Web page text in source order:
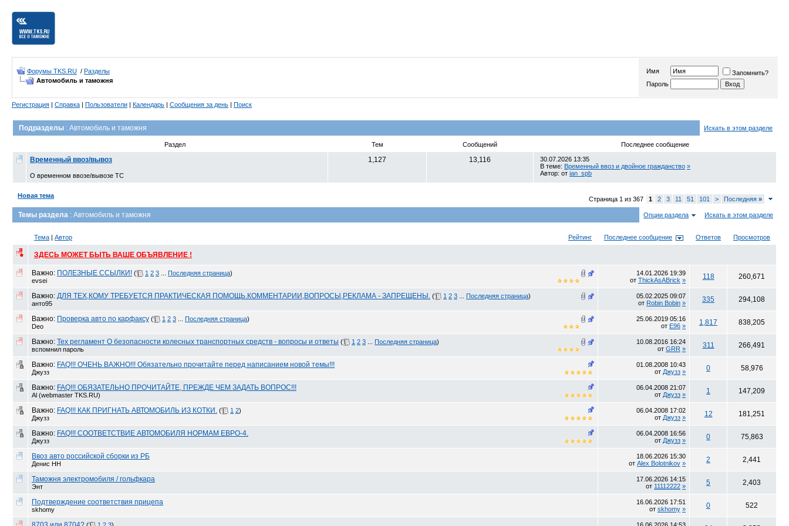
Форумы TKS.RU / Разделы
Автомобиль и таможня
Имя
Запомнить?
Пароль
Регистрация | Справка | Пользователи | Календарь | Сообщения за день | Поиск
Подразделы : Автомобиль и таможня Искать в этом разделе
Раздел Тем Сообщений Последнее сообщение
Временный ввоз/вывоз
О временном ввозе/вывозе ТС
1,127 13,116 30.07.2026 13:35
В теме: Временный ввоз и двойное гражданство »
Автор: от ian_spb
Новая тема Страница 1 из 367 1 2 3 11 51 101 > Последняя »
Темы раздела : Автомобиль и таможня Опции раздела Искать в этом разделе
Рейтинг
Тема | Автор Последнее сообщение Ответов Просмотров
ЗДЕСЬ МОЖЕТ БЫТЬ ВАШЕ ОБЪЯВЛЕНИЕ !
Важно: ПОЛЕЗНЫЕ ССЫЛКИ! ( 1 2 3 Последняя страница)
evsei
14.01.2026 19:39
от ThickAsABrick » 118 260,671
Важно: ДЛЯ ТЕХ,КОМУ ТРЕБУЕТСЯ ПРАКТИЧЕСКАЯ ПОМОЩЬ.КОММЕНТАРИИ,ВОПРОСЫ,РЕКЛАМА - ЗАПРЕЩЕНЫ. ( 1 2 3 Последняя страница)
анто95
05.02.2025 09:07
от Robin Bobin » 335 294,108
Важно: Проверка авто по карфаксу ( 1 2 3 Последняя страница)
Deo
25.06.2019 05:16
от E96 » 1,817 838,205
Важно: Тех регламент О безопасности колесных транспортных средств - вопросы и ответы ( 1 2 3 Последняя страница)
вспомнил пароль
10.08.2016 16:24
от GRR » 311 266,491
Важно: FAQ!!! ОЧЕНЬ ВАЖНО!!! Обязательно прочитайте перед написанием новой темы!!!
Джузз
01.08.2008 10:43
от Джузз » 0 58,976
Важно: FAQ!!! ОБЯЗАТЕЛЬНО ПРОЧИТАЙТЕ, ПРЕЖДЕ ЧЕМ ЗАДАТЬ ВОПРОС!!!
Al (webmaster TKS.RU)
06.04.2008 21:07
от Джузз » 1 147,209
Важно: FAQ!!! КАК ПРИГНАТЬ АВТОМОБИЛЬ ИЗ КОТКИ. ( 1 2)
Джузз
06.04.2008 17:02
от Джузз » 12 181,251
Важно: FAQ!!! СООТВЕТСТВИЕ АВТОМОБИЛЯ НОРМАМ ЕВРО-4.
Джузз
06.04.2008 16:56
от Джузз » 0 75,863
Ввоз авто российской сборки из РБ
Денис НН
18.06.2026 15:30
от Alex Bolotnikov » 2 2,441
Таможня электромобиля / гольфкара
Энт
17.06.2026 14:15
от 11112222 » 5 2,403
Подтверждение соответствия прицепа
skhomy
16.06.2026 17:51
от skhomy » 0 522